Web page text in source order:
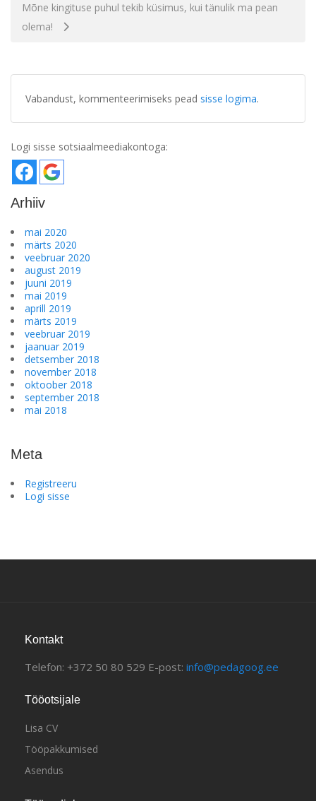
Mõne kingituse puhul tekib küsimus, kui tänulik ma pean
olema!
Vabandust, kommenteerimiseks pead sisse logima.
Logi sisse sotsiaalmeediakontoga:
Arhiiv
mai 2020
märts 2020
veebruar 2020
august 2019
juuni 2019
mai 2019
aprill 2019
märts 2019
veebruar 2019
jaanuar 2019
detsember 2018
november 2018
oktoober 2018
september 2018
mai 2018
Meta
Registreeru
Logi sisse
Kontakt
Telefon: +372 50 80 529 E-post: info@pedagoog.ee
Tööotsijale
Lisa CV
Tööpakkumised
Asendus